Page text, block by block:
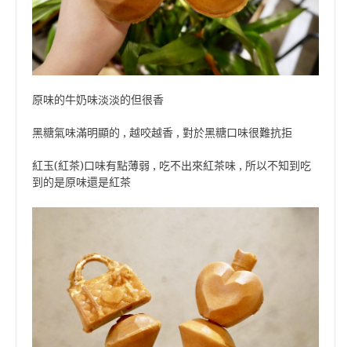
原味的牛奶味淡淡的但很香
黑糖氣味滿明顯的 , 越咬越香 , 對於黑糖口味很難抗拒
紅玉(紅茶)口味有點薄弱 , 吃不出來紅茶味 , 所以不知到吃
到的是原味還是紅茶